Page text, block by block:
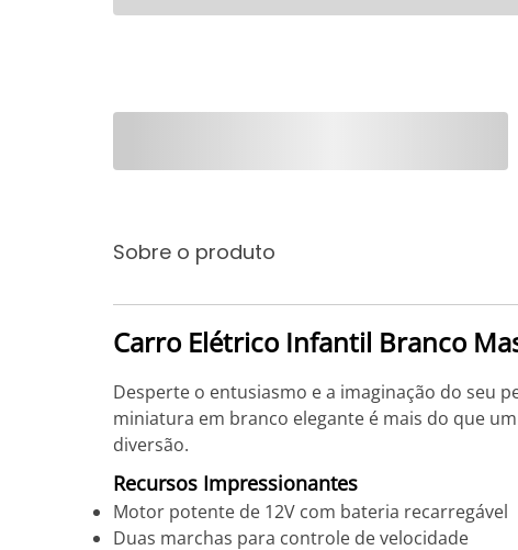
Sobre o produto
Carro Elétrico Infantil Branco
Desperte o entusiasmo e a imaginação do seu
miniatura em branco elegante é mais do que
diversão.
Recursos Impressionantes
Motor potente de 12V com bateria recarregável
Duas marchas para controle de velocidade